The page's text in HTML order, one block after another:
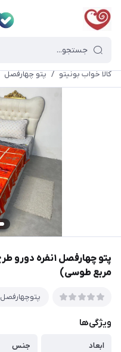
کالا خواب بونیتو / پتو چهارفصل
مربع طوسی)
پتوچهارفصل 1نفره
ویژگی‌ها
ابعاد
جنس